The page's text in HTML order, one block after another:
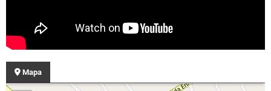
Mapa